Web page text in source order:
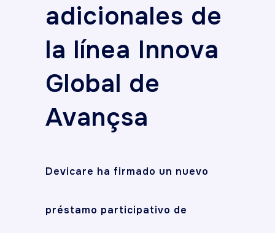
adicionales de
la línea Innova
Global de
Avançsa
Devicare ha firmado un nuevo
préstamo participativo de